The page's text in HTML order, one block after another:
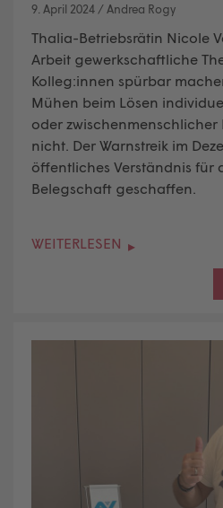
9. April 2024 / Andrea Rogy
Thalia-Betriebsrätin Nicole
Arbeit gewerkschaftliche
Kolleg:innen spürbar
Mühen beim Lösen
oder zwischenmenschlicher
nicht. Der Warnstreik im
öffentliches Verständnis für
Belegschaft geschaffen.
WEITERLESEN